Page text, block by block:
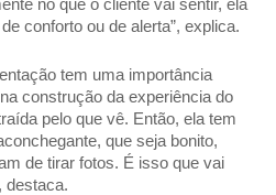
no que o cliente vai sentir, ela
conforto ou de alerta”, explica.
tem uma importância
construção da experiência do
pelo que vê. Então, ela tem
que seja bonito,
de tirar fotos. É isso que vai
destaca.